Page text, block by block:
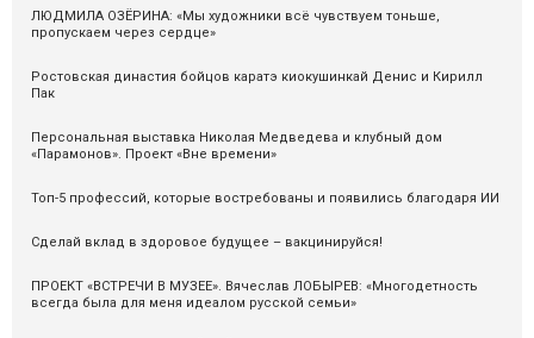
ЛЮДМИЛА ОЗЁРИНА: «Мы художники всё чувствуем тоньше,
пропускаем через сердце»
Ростовская династия бойцов каратэ киокушинкай Денис и Кирилл
Пак
Персональная выставка Николая Медведева и клубный дом
«Парамонов». Проект «Вне времени»
Топ-5 профессий, которые востребованы и появились благодаря ИИ
Сделай вклад в здоровое будущее – вакцинируйся!
ПРОЕКТ «ВСТРЕЧИ В МУЗЕЕ». Вячеслав ЛОБЫРЕВ: «Многодетность
всегда была для меня идеалом русской семьи»